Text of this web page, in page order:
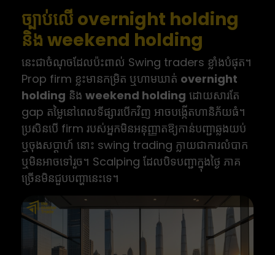
ច្បាប់លើ overnight holding
និង weekend holding
នេះជាចំណុចដែលប៉ះពាល់ Swing traders ខ្លាំងបំផុត។
Prop firm ខ្លះមានកម្រិត ឬហាមឃាត់ overnight
holding និង weekend holding ដោយសារតែ
gap តម្លៃនៅពេលទីផ្សារបើកវិញ អាចបង្កើតហានិភ័យធំ។
ប្រសិនបើ firm របស់អ្នកមិនអនុញ្ញាតឱ្យកាន់បញ្ជាឆ្លងយប់
ឬចុងសប្តាហ៍ នោះ swing trading ក្លាយជាការលំបាក
ឬមិនអាចទៅរួច។ Scalping ដែលបិទបញ្ជាក្នុងថ្ងៃ ភាគ
ច្រើនមិនជួបបញ្ហានេះទេ។